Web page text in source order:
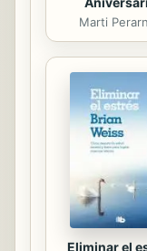
Marti
Eliminar el